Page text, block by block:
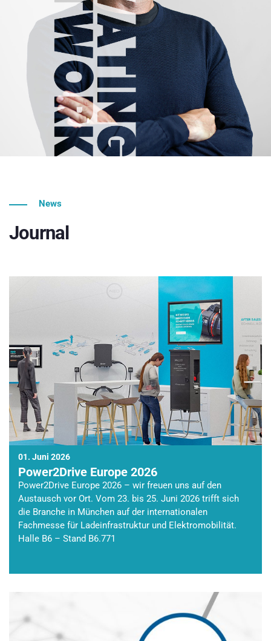
News
Journal
01. Juni 2026
Power2Drive Europe 2026
Power2Drive Europe 2026 – wir freuen uns auf den
Austausch vor Ort. Vom 23. bis 25. Juni 2026 trifft sich
die Branche in München auf der internationalen
Fachmesse für Ladeinfrastruktur und Elektromobilität.
Halle B6 – Stand B6.771